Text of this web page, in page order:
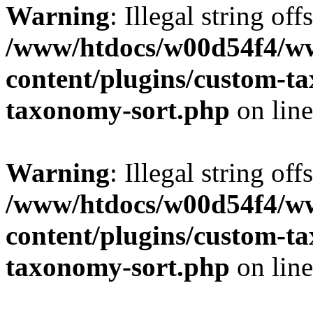
Warning: Illegal string
/www/htdocs/w00d54f4/
content/plugins/custom-
taxonomy-sort.php on
Warning: Illegal string
/www/htdocs/w00d54f4/
content/plugins/custom-
taxonomy-sort.php on